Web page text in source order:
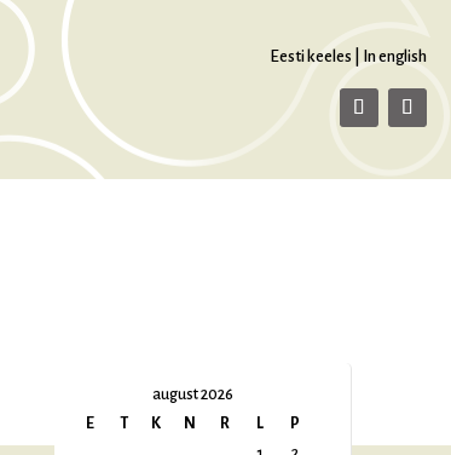
Eesti keeles In english
august 2026
E
T K N R L
P